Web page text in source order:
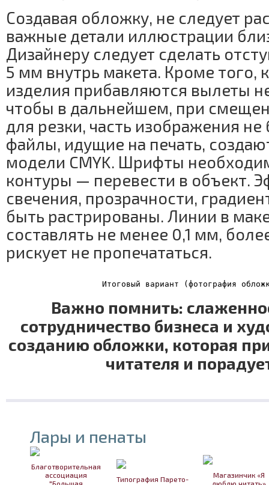
Создавая обложку, не следует
важные детали иллюстрации
Дизайнеру следует сделать
5 мм внутрь макета. Кроме того,
изделия прибавляются вылеты
чтобы в дальнейшем, при
для резки, часть изображения не
файлы, идущие на печать,
модели CMYK. Шрифты
контуры — перевести в объект.
свечения, прозрачности,
быть растрированы. Линии в
составлять не менее 0,1 мм,
рискует не пропечататься.
Итоговый вариант (фотография
Важно помнить:
сотрудничество бизнеса и
созданию обложки, которая
читателя и
Лары и пенаты
Благотворительная
ассоциация
"Большая
Типография Парето-
Магазинчик «Я
люблю читать»